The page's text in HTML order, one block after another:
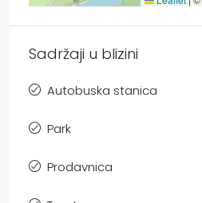
Sadržaji u blizini
Autobuska stanica
Park
Prodavnica